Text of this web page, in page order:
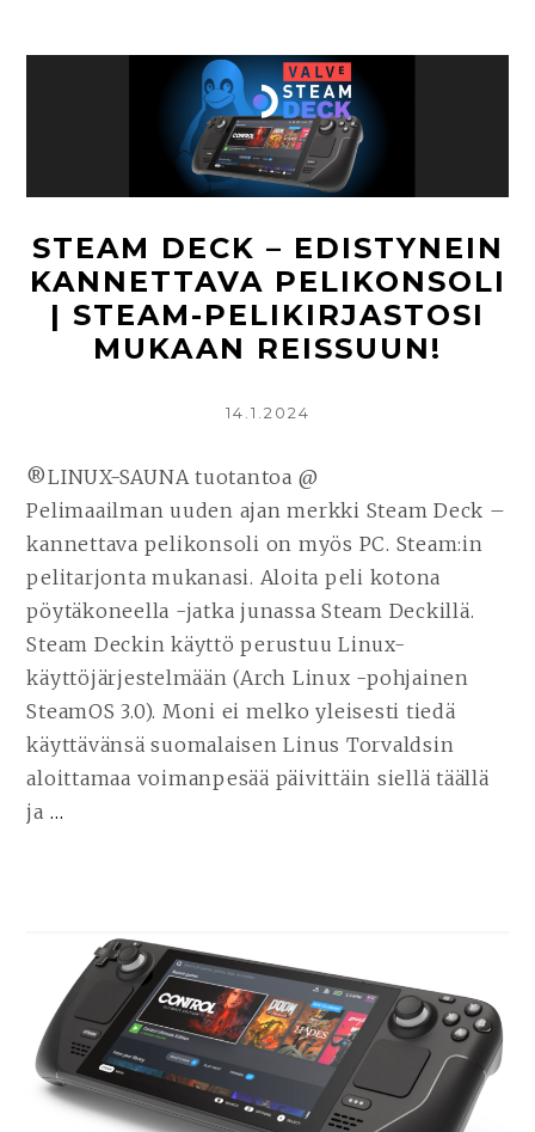
OLKKARIN
VIIHDEKESKUS:
STEAM
MACHINE
STEAM DECK – EDISTYNEIN
KANNETTAVA PELIKONSOLI
| STEAM-PELIKIRJASTOSI
MUKAAN REISSUUN!
KIRJOITETTU
14.1.2024
®LINUX-SAUNA tuotantoa @
Pelimaailman uuden ajan merkki Steam Deck –
kannettava pelikonsoli on myös PC. Steam:in
pelitarjonta mukanasi. Aloita peli kotona
pöytäkoneella -jatka junassa Steam Deckillä.
Steam Deckin käyttö perustuu Linux-
käyttöjärjestelmään (Arch Linux -pohjainen
SteamOS 3.0). Moni ei melko yleisesti tiedä
käyttävänsä suomalaisen Linus Torvaldsin
aloittamaa voimanpesää päivittäin siellä täällä
ja …
EDISTYNEIN
KANNETTAVA
PELIKONSOLI
|
STEAM-